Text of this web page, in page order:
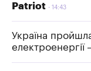
Patriot
14:43
Україна